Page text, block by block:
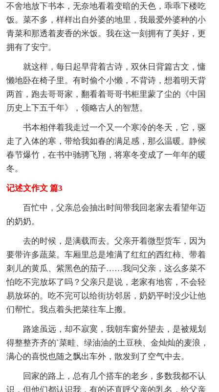
不舍地放下书本，无奈地看着变暗的天色，乖乖下楼吃
饭。菜不多，样样出自外婆的地里，我最爱外婆种的小
青菜和那透着麦香的米饭。我在这一刻拥有了美好，更
拥有了安宁。
就这样，每日起早背着古诗，双休日背篇古文，慵
懒地卧在椅子里。有时偷个小懒，不背诗，想着明天背
两首，跑去哥哥家，翻看着哥哥书柜里蒙了尘的《中国
历史上下五千年》，领略古人的智慧。
书本相伴着我走过一个又一个寒冷的冬天，它，驱
走了入体的寒，带给我如春的满足感，那么温暖。静候
春节爆竹，在书中驰骋飞翔，将寒冬变成了一年年的暖
冬。
记述文作文 篇3
百忙中，父亲总会抽出时间带我回老家去看望年迈
的奶奶。
去的时候，是满载而去。父亲开着微型货车，因为
要带许多蔬菜。车厢里总是堆满了红红的西红柿、带着
刺儿的黄瓜、紫黑色的茄子……我问父亲，这么多菜不
怕吃不完放坏了吗？父亲只是说，老家有地窖，不会轻
易放坏的。吃不完可以给街坊邻居，奶奶平时没少让他
们帮忙。我点着头把菜往车上搬。
路途虽远，却不寂寞，我朝车窗外望去，是被规划
得整整齐齐的`菜畦、绿油油的土豆秧、金灿灿的麦浪，
满心的喜悦也随之飘出车外，散发到了空气中去。
回家的路上，总有几个搭车的老乡，多数我都不认
识，但他们都认识我，有的还直呼父亲的乳名，给父亲